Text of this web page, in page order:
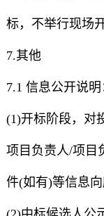
标，不举行现场
7.其他
7.1 信息公开说明
(1)开标阶段，对
项目负责人/项目
件(如有)等信息